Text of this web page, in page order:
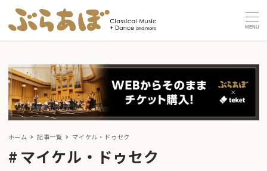
MENU
ホーム 記事一覧 マイケル・ドゥセク
マイケル・ドゥセク